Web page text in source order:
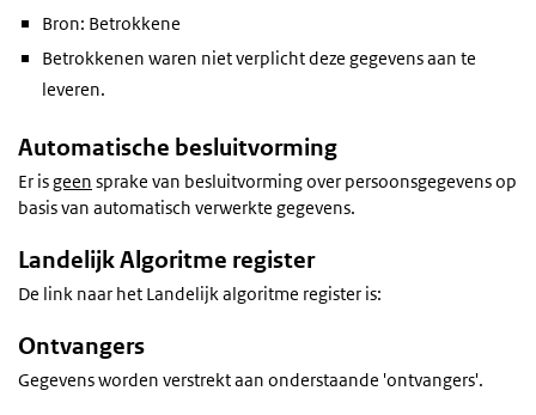
Bron: Betrokkene
Betrokkenen waren niet verplicht deze gegevens aan te
leveren.
Automatische besluitvorming
Er isgeen sprake van besluitvorming over persoonsgegevens op
basis van automatisch verwerkte gegevens.
Landelijk Algoritme register
De link naar het Landelijk algoritme register is:
Ontvangers
Gegevens worden verstrekt aan onderstaande 'ontvangers'.